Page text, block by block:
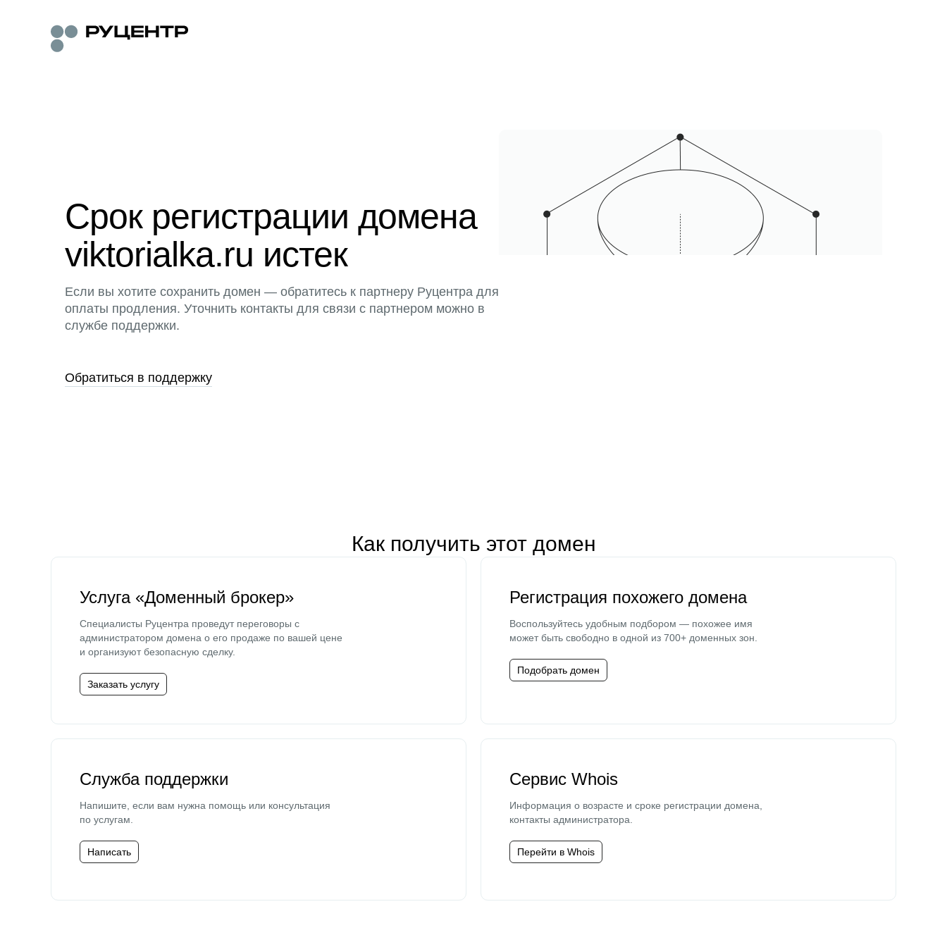
Срок регистрации домена
viktorialka.ru истек
Если вы хотите сохранить домен — обратитесь к партнеру Руцентра для
оплаты продления. Уточнить контакты для связи с партнером можно в
службе поддержки.
Обратиться в поддержку
Как получить этот домен
Услуга «Доменный брокер»
Специалисты Руцентра проведут переговоры с
администратором домена о его продаже по вашей цене
и организуют безопасную сделку.
Заказать услугу
Регистрация похожего домена
Воспользуйтесь удобным подбором — похожее имя
может быть свободно в одной из 700+ доменных зон.
Подобрать домен
Служба поддержки
Напишите, если вам нужна помощь или консультация
по услугам.
Написать
Сервис Whois
Информация о возрасте и сроке регистрации домена,
контакты администратора.
Перейти в Whois